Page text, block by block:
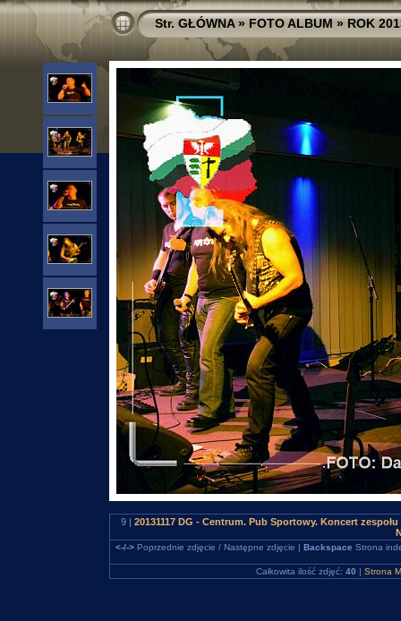
Str. GŁÓWNA»FOTO ALBUM»ROK
9 | 20131117 DG - Centrum. Pub Sportowy. Koncert
<-/->Poprzednie zdjęcie / Następne zdjęcie | Backspace Strona
Całkowita ilość zdjęć: 40 | Strona